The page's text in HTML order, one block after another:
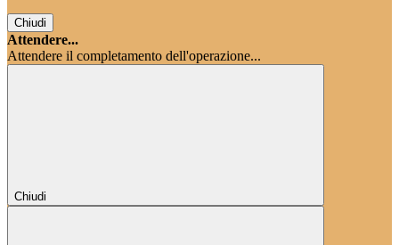
Chiudi
Attendere...
Attendere il completamento dell'operazione...
Chiudi